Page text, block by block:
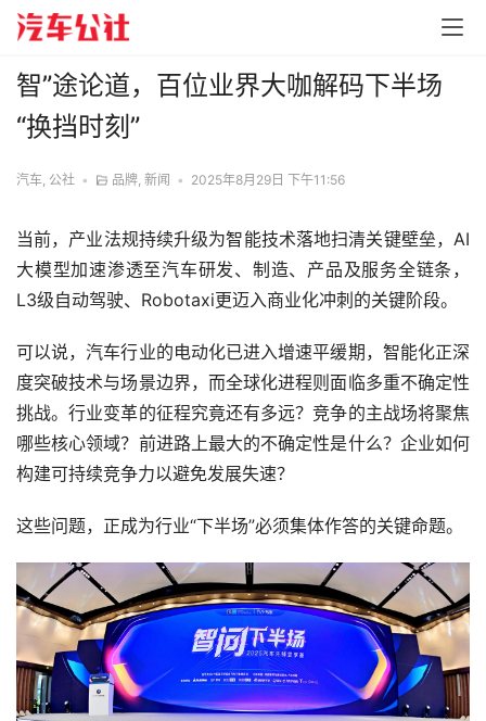
智”途论道，百位业界大咖解码下半场
“换挡时刻”
汽车, 公社 • 品牌, 新闻 • 2025年8月29日 下午11:56
当前，产业法规持续升级为智能技术落地扫清关键壁垒，AI
大模型加速渗透至汽车研发、制造、产品及服务全链条，
L3级自动驾驶、Robotaxi更迈入商业化冲刺的关键阶段。
可以说，汽车行业的电动化已进入增速平缓期，智能化正深
度突破技术与场景边界，而全球化进程则面临多重不确定性
挑战。行业变革的征程究竟还有多远？竞争的主战场将聚焦
哪些核心领域？前进路上最大的不确定性是什么？企业如何
构建可持续竞争力以避免发展失速？
这些问题，正成为行业“下半场”必须集体作答的关键命题。